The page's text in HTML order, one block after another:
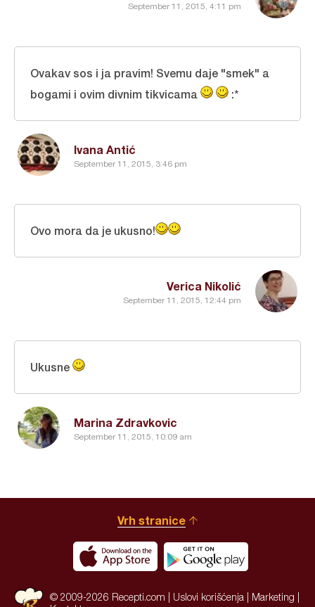
September 11, 2015, 4:11 pm
Ivana Antić
September 11, 2015, 3:46 pm
Ovakav sos i ja pravim! Svemu daje "smek" a
bogami i ovim divnim tikvicama
:*
Verica Nikolić
September 11, 2015, 12:44 pm
Ovo mora da je ukusno!
Marina Zdravkovic
September 11, 2015, 10:09 am
Ukusne
Vrh stranice
© 2009-2026 Recepti.com | Uslovi korišćenja Marketing